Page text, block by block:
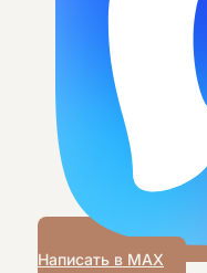
Написать в MAX